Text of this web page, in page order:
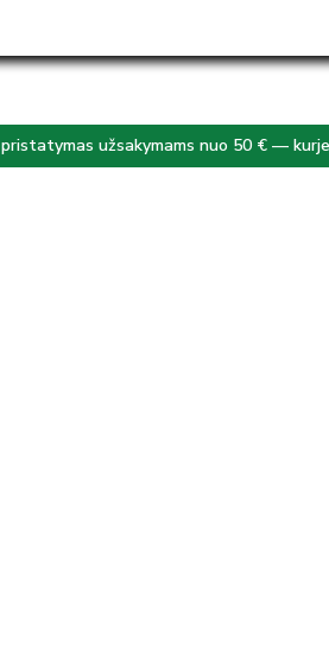
pristatymas užsakymams nuo 50 € —